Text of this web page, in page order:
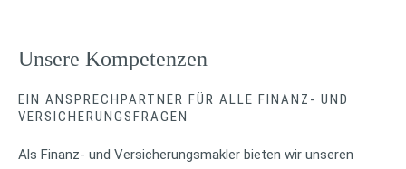
Unsere Kompetenzen
EIN ANSPRECHPARTNER FÜR ALLE FINANZ- UND
VERSICHERUNGSFRAGEN
Als Finanz- und Versicherungsmakler bieten wir unseren